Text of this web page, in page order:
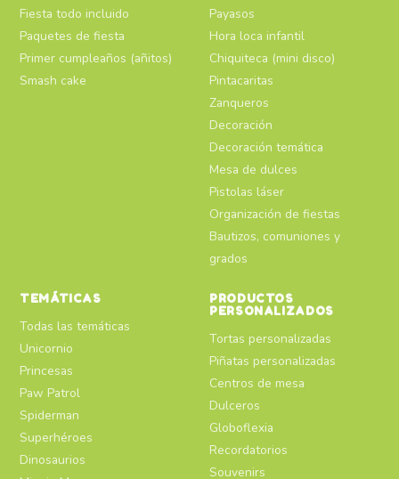
Fiesta todo incluido
Paquetes de fiesta
Primer cumpleaños (añitos)
Smash cake
Payasos
Hora loca infantil
Chiquiteca (mini disco)
Pintacaritas
Zanqueros
Decoración
Decoración temática
Mesa de dulces
Pistolas láser
Organización de fiestas
Bautizos, comuniones y
grados
TEMÁTICAS
Todas las temáticas
Unicornio
Princesas
Paw Patrol
Spiderman
Superhéroes
Dinosaurios
PRODUCTOS
PERSONALIZADOS
Tortas personalizadas
Piñatas personalizadas
Centros de mesa
Dulceros
Globoflexia
Recordatorios
Souvenirs